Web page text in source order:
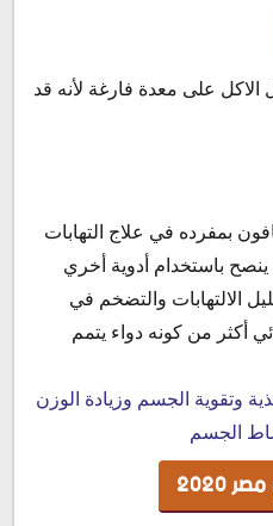
على معدة فارغة لأنه قد
بمفرده في علاج التهابات
ينصح باستخدام أدوية أخري
الالتهابات والتضخم في
أكثر من كونه دواء يتمم
وتقوية الجسم وزيادة الوزن
الجسم